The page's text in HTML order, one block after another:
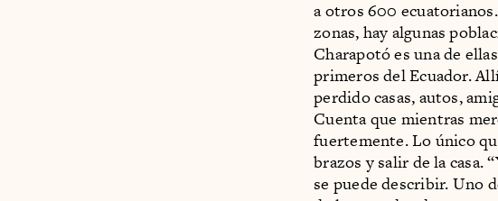
a otros 600
zonas, hay algunas
Charapotó es una de
primeros del Ecuador.
perdido casas, autos,
Cuenta que mientras
fuertemente. Lo único
brazos y salir de la casa.
se puede describir. Uno